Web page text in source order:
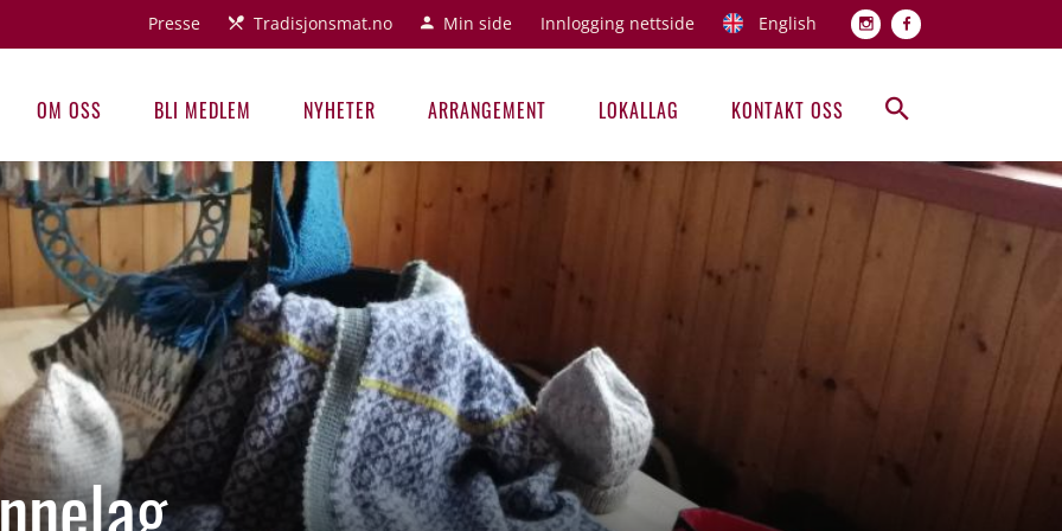
Topp
Presse Tradisjonsmat.no Min side Innlogging nettside English
Hovedmeny
OM OSS BLI MEDLEM NYHETER ARRANGEMENT LOKALLAG KONTAKT OSS